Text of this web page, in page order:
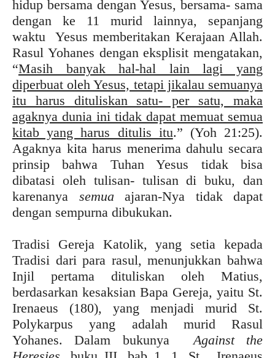
hidup bersama dengan Yesus, bersama- sama
dengan ke 11 murid lainnya, sepanjang
waktu Yesus memberitakan Kerajaan Allah.
Rasul Yohanes dengan eksplisit mengatakan,
“Masih banyak hal-hal lain lagi yang
diperbuat oleh Yesus, tetapi jikalau semuanya
itu harus dituliskan satu- per satu, maka
agaknya dunia ini tidak dapat memuat semua
kitab yang harus ditulis itu.” (Yoh 21:25).
Agaknya kita harus menerima dahulu secara
prinsip bahwa Tuhan Yesus tidak bisa
dibatasi oleh tulisan- tulisan di buku, dan
karenanya semua ajaran-Nya tidak dapat
dengan sempurna dibukukan.
Tradisi Gereja Katolik, yang setia kepada
Tradisi dari para rasul, menunjukkan bahwa
Injil pertama dituliskan oleh Matius,
berdasarkan kesaksian Bapa Gereja, yaitu St.
Irenaeus (180), yang menjadi murid St.
Polykarpus yang adalah murid Rasul
Yohanes. Dalam bukunyaAgainst the